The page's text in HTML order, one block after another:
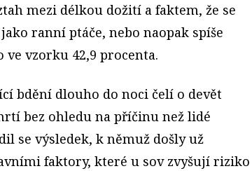
mezi délkou dožití a faktem, že se
ranní ptáče, nebo naopak spíše
ve vzorku 42,9 procenta.
bdění dlouho do noci čelí o devět
bez ohledu na příčinu než lidé
se výsledek, k němuž došly už
faktory, které u sov zvyšují riziko